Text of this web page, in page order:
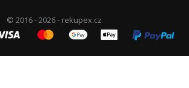
© 2016 - 2026 - rekupex.cz